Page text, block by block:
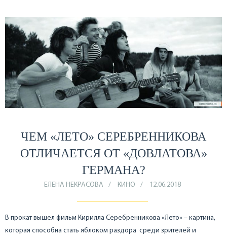
ЧЕМ «ЛЕТО» СЕРЕБРЕННИКОВА
ОТЛИЧАЕТСЯ ОТ «ДОВЛАТОВА»
ГЕРМАНА?
ЕЛЕНА НЕКРАСОВА КИНО 12.06.2018
В прокат вышел фильм Кирилла Серебренникова «Лето» – картина,
которая способна стать яблоком раздора среди зрителей и